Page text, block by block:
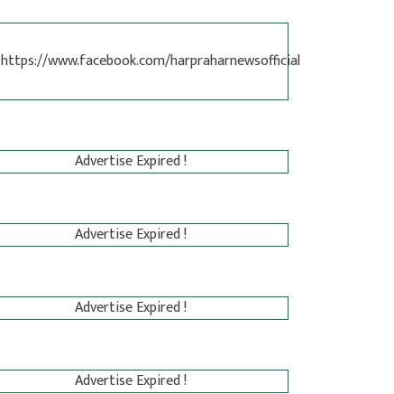
https://www.facebook.com/harpraharnewsofficial
Advertise Expired !
Advertise Expired !
Advertise Expired !
Advertise Expired !